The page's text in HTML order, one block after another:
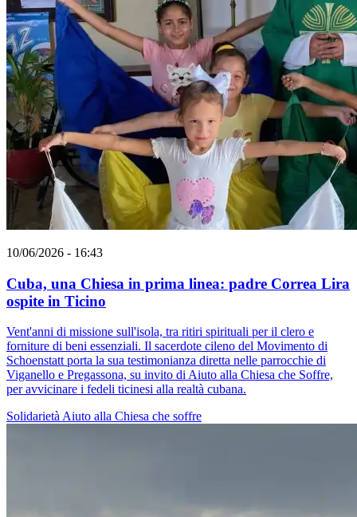
10/06/2026 - 16:43
Cuba, una Chiesa in prima linea: padre Correa Lira
ospite in Ticino
Vent'anni di missione sull'isola, tra ritiri spirituali per il clero e
forniture di beni essenziali. Il sacerdote cileno del Movimento di
Schoenstatt porta la sua testimonianza diretta nelle parrocchie di
Viganello e Pregassona, su invito di Aiuto alla Chiesa che Soffre,
per avvicinare i fedeli ticinesi alla realtà cubana.
SolidarietàAiuto alla Chiesa che soffre